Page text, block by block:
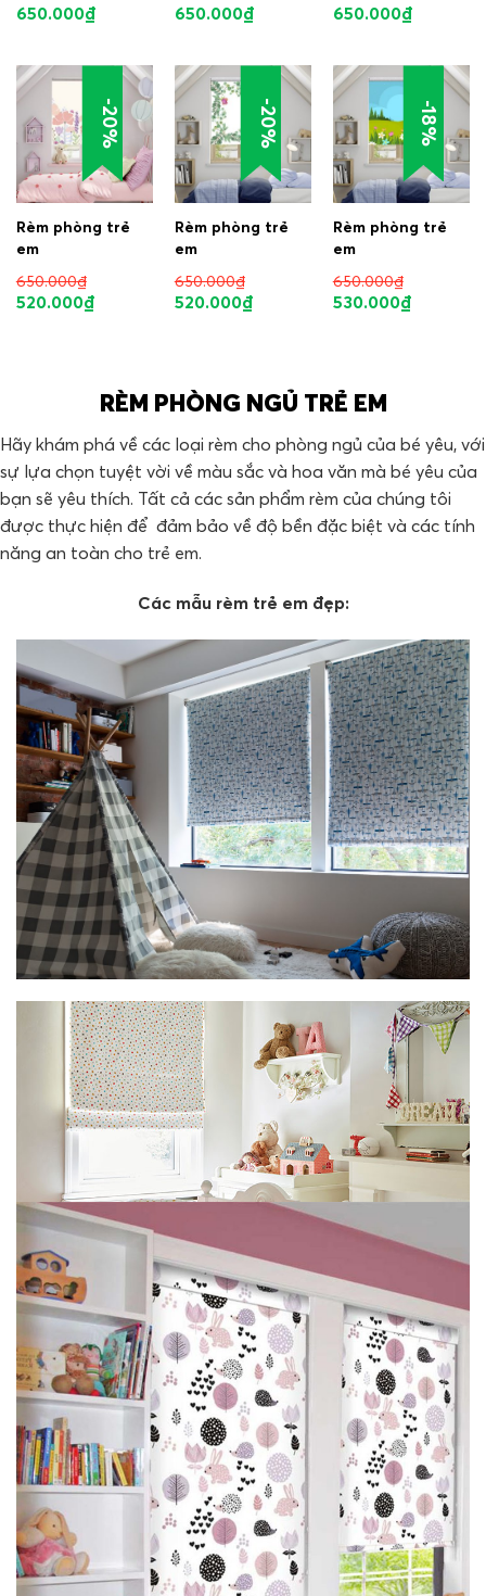
650.000₫ 650.000₫ 650.000₫
-20%
Rèm phòng trẻ
em
650.000₫
520.000₫
-20%
Rèm phòng trẻ
em
650.000₫
520.000₫
-18%
Rèm phòng trẻ
em
650.000₫
530.000₫
RÈM PHÒNG NGỦ TRẺ EM
Hãy khám phá về các loại rèm cho phòng ngủ của bé yêu, với
sự lựa chọn tuyệt vời về màu sắc và hoa văn mà bé yêu của
bạn sẽ yêu thích. Tất cả các sản phẩm rèm của chúng tôi
được thực hiện để đảm bảo về độ bền đặc biệt và các tính
năng an toàn cho trẻ em.
Các mẫu rèm trẻ em đẹp: